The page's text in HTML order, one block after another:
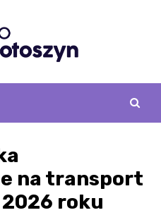
na transport
roku